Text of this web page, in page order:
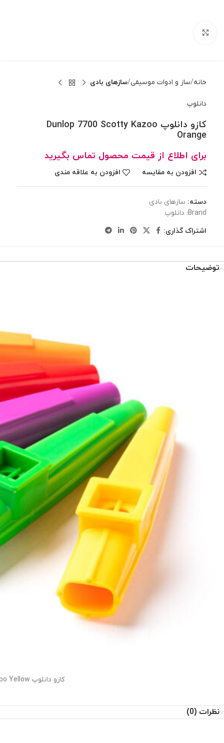
خانه ساز و ادوات موسیقی سازهای بادی
دانلوپ
کازو دانلوپ Dunlop 7700 Scotty Kazoo
Orange
برای اطلاع از قیمت محصول تماس بگیرید
افزودن به مقایسه افزودن به علاقه مندی
دسته: سازهای بادی
Brand: دانلوپ
اشتراک گذاری:
توضیحات
کازو دانلوپ Dunlop 7700 Scotty Kazoo Yellow
نظرات (0)